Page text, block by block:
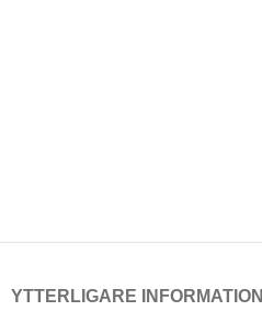
YTTERLIGARE INFORMATION